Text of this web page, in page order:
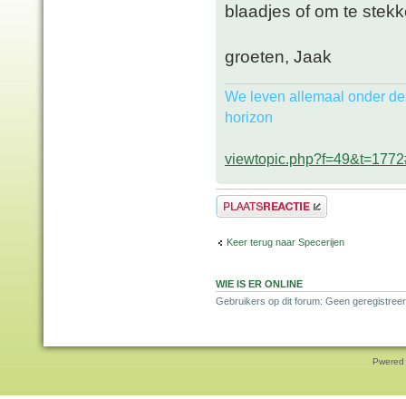
blaadjes of om te
groeten, Jaak
We leven allemaal onder
horizon
Plaats een reactie
Keer terug naar Specerijen
WIE IS ER ONLINE
Gebruikers op dit forum: Geen